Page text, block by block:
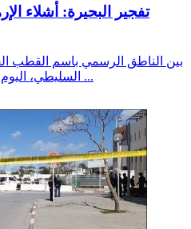
تفجير البحيرة: أشلاء
بين الناطق الرسمي باسم القطب
السليطي، اليوم السبت 7 مارس 2020، أنّ المعا ...